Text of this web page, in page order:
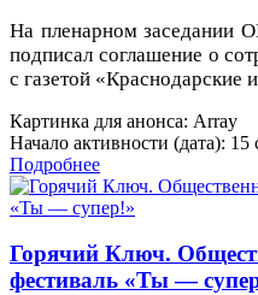
На пленарном заседании
подписал соглашение о
с газетой «Краснодарские
Картинка для анонса: Array
Начало активности (дата): 15
Подробнее
Горячий Ключ.
фестиваль «Ты —